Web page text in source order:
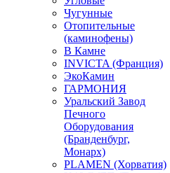
Чугунные
Отопительные
(каминофены)
В Камне
INVICTA (Франция)
ЭкоКамин
ГАРМОНИЯ
Уральский Завод
Печного
Оборудования
(Бранденбург,
Монарх)
PLAMEN (Хорватия)